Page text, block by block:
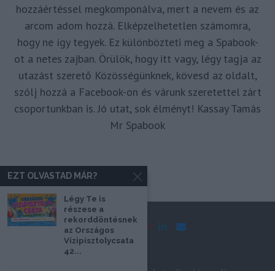
hozzáértéssel megkomponálva, mert a nevem és az
arcom adom hozzá. Elképzelhetetlen számomra,
hogy ne így tegyek. Ez különbözteti meg a Spabook-
ot a netes zajban. Örülök, hogy itt vagy, légy tagja az
utazást szerető Közösségünknek, kövesd az oldalt,
szólj hozzá a Facebook-on és várunk szeretettel zárt
csoportunkban is. Jó utat, sok élményt! Kassay Tamás
Mr Spabook
EZT OLVASTAD MÁR?
Légy Te is
részese a
rekorddöntésnek
az Országos
Vízipisztolycsata
42...